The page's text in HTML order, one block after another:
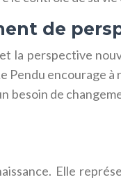
de
la perspective
encourage
besoin de
Elle